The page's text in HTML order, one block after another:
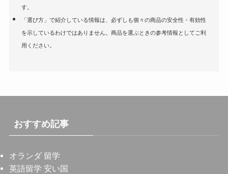
す。
「選び方」で紹介している情報は、必ずしも個々の商品の安全性・有効性
を示しているわけではありません。商品を選ぶときの参考情報としてご利
用ください。
おすすめ記事
オランダ 留学
英語留学 安い国